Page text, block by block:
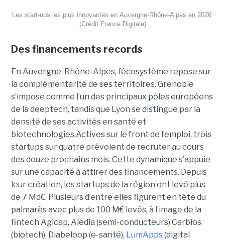
Les start-ups les plus innovantes en Auvergne-Rhône-Alpes en 2026.
(Crédit France Digitale)
Des financements records
En Auvergne-Rhône-Alpes, l’écosystème repose sur
la complémentarité de ses territoires. Grenoble
s’impose comme l’un des principaux pôles européens
de la deeptech, tandis que Lyon se distingue par la
densité de ses activités en santé et
biotechnologies.Actives sur le front de l’emploi, trois
startups sur quatre prévoient de recruter au cours
des douze prochains mois. Cette dynamique s’appuie
sur une capacité à attirer des financements. Depuis
leur création, les startups de la région ont levé plus
de 7 Md€. Plusieurs d’entre elles figurent en tête du
palmarès avec plus de 100 M€ levés, à l’image de la
fintech Agicap, Aledia (semi-conducteurs) Carbios
(biotech), Diabeloop (e-santé), LumApps(digital